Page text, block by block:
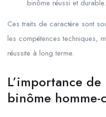
binôme réussi et durable.
Ces traits de caractère sont
les compétences techniques,
réussite à long terme.
L’importance
binôme homme-